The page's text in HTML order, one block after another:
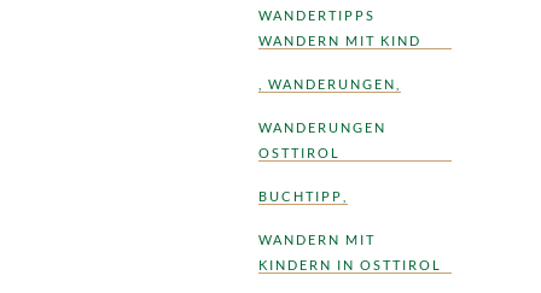
WANDERTIPPS
WANDERN MIT KIND
WANDERUNGEN
WANDERUNGEN
OSTTIROL
BUCHTIPP
WANDERN MIT
KINDERN IN OSTTIROL